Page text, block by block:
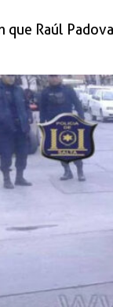
que Raúl